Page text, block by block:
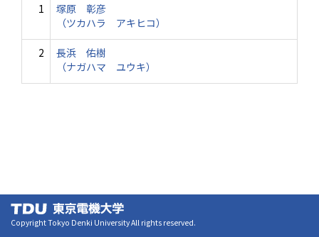
1
塚原 彰彦
（ツカハラ アキヒコ）
2
長浜 佑樹
（ナガハマ ユウキ）
Copyright Tokyo Denki University All rights reserved.